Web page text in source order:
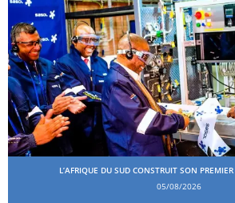
L’AFRIQUE DU SUD CONSTRUIT SON PREMIER
05/08/2026